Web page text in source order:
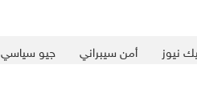
نيوز أمن سيبراني جيو سياسي